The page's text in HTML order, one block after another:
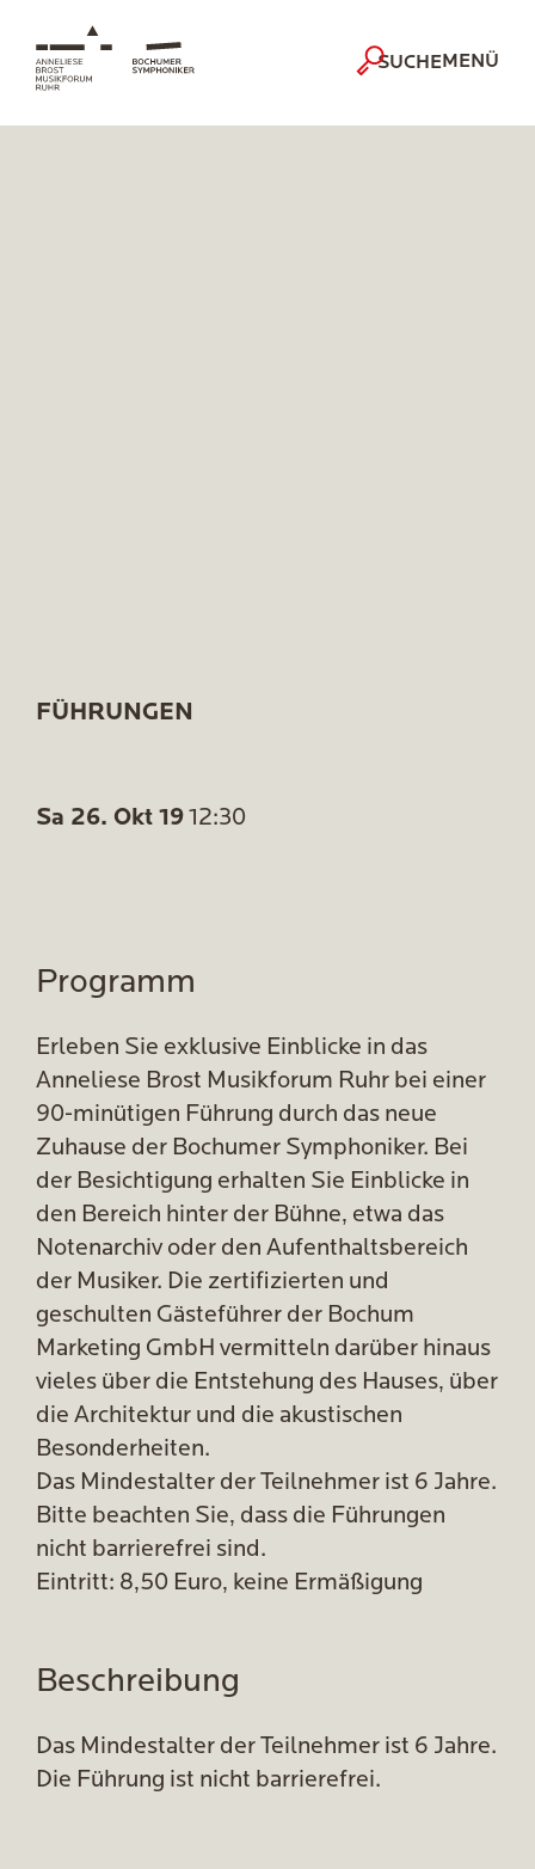
SUCHEMENÜ
FÜHRUNGEN
Sa 26. Okt 19 12:30
Programm
Erleben Sie exklusive Einblicke in das
Anneliese Brost Musikforum Ruhr bei einer
90-minütigen Führung durch das neue
Zuhause der Bochumer Symphoniker. Bei
der Besichtigung erhalten Sie Einblicke in
den Bereich hinter der Bühne, etwa das
Notenarchiv oder den Aufenthaltsbereich
der Musiker. Die zertifizierten und
geschulten Gästeführer der Bochum
Marketing GmbH vermitteln darüber hinaus
vieles über die Entstehung des Hauses, über
die Architektur und die akustischen
Besonderheiten.
Das Mindestalter der Teilnehmer ist 6 Jahre.
Bitte beachten Sie, dass die Führungen
nicht barrierefrei sind.
Eintritt: 8,50 Euro, keine Ermäßigung
Beschreibung
Das Mindestalter der Teilnehmer ist 6 Jahre.
Die Führung ist nicht barrierefrei.